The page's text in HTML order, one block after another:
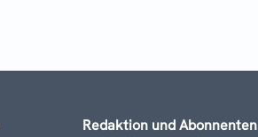
Redaktion und Abonnenten